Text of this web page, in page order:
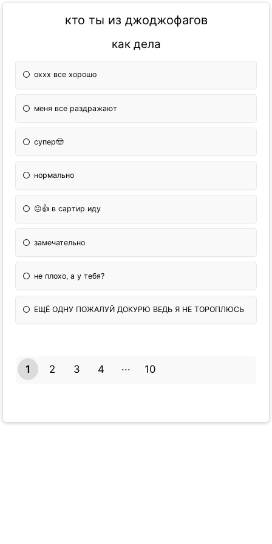
кто ты из джоджофагов
как дела
оххх все хорошо
меня все раздражают
супер🤠
нормально
😐👍 в сартир иду
замечательно
не плохо, а у тебя?
ЕЩЁ ОДНУ ПОЖАЛУЙ ДОКУРЮ ВЕДЬ Я НЕ ТОРОПЛЮСЬ
1 2 3
4
10